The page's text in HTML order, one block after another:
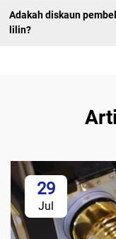
Adakah diskaun
lilin?
29
Jul